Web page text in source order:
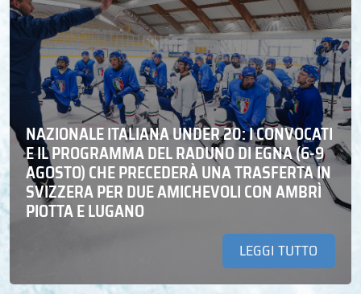
NAZIONALE ITALIANA UNDER 20: I CONVOCATI
E IL PROGRAMMA DEL RADUNO DI EGNA (6-9
AGOSTO) CHE PRECEDERÀ UNA TRASFERTA IN
SVIZZERA PER DUE AMICHEVOLI CON AMBRÌ
PIOTTA E LUGANO
LEGGI TUTTO